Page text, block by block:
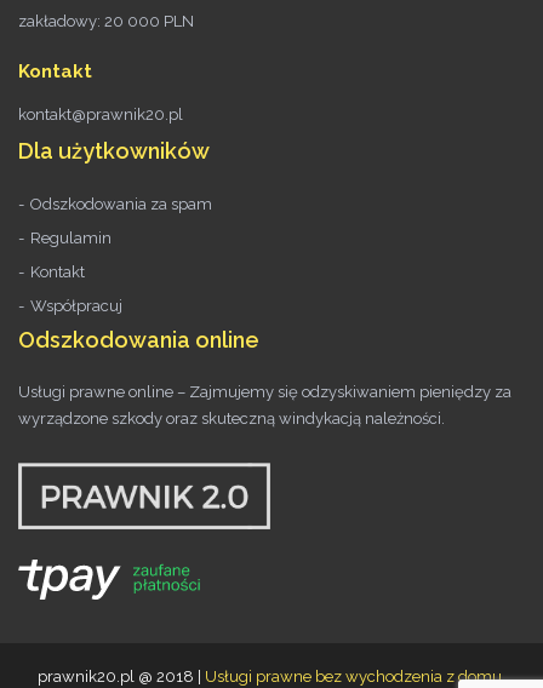
zakładowy: 20 000 PLN
Kontakt
kontakt@prawnik20.pl
Dla użytkowników
Odszkodowania za spam
Regulamin
Kontakt
Współpracuj
Odszkodowania online
Usługi prawne online – Zajmujemy się odzyskiwaniem pieniędzy za
wyrządzone szkody oraz skuteczną windykacją należności.
prawnik20.pl @ 2018 | Usługi prawne bez wychodzenia z domu.